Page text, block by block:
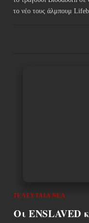
το νέο τους άλμπουμ
ΤΕΛΕΥΤΑΊΑ ΝΈΑ
Οι ENSLAVED